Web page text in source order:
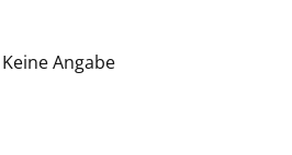
Keine Angabe